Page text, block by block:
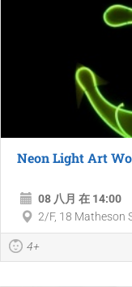
Neon Light Art
08 八月 在 14:00
2/F, 18 Matheson
4+